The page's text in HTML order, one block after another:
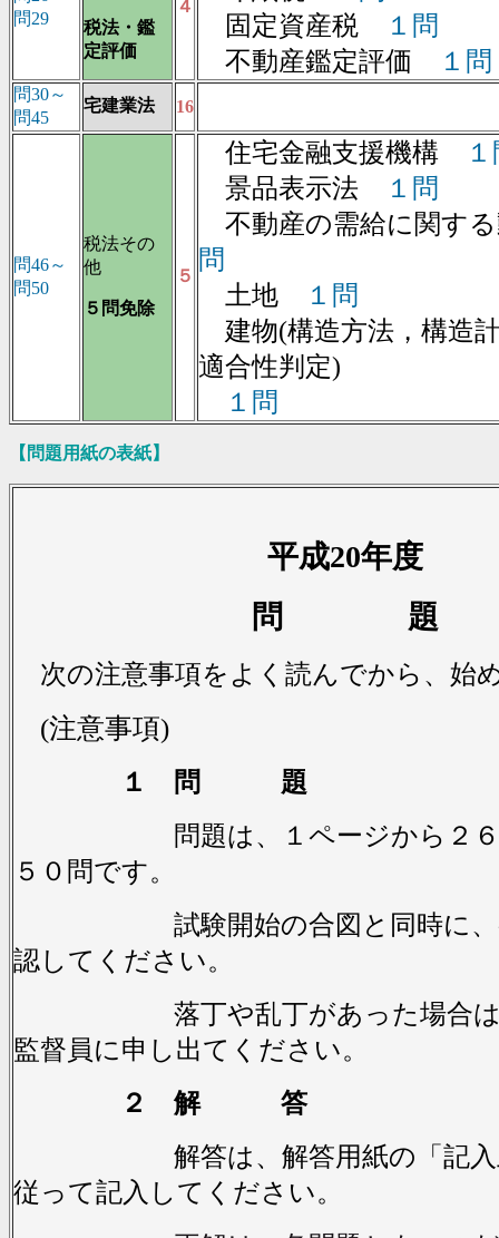
問29
税法・鑑
定評価
４
固定資産税
１問
不動産鑑定評価
１問
問30～
問45
宅建業法 16
問46～
問50
税法その
他
５問免除
５
住宅金融支援機構
景品表示法
１問
不動産の需給に関す
問
土地
１問
建物(構造方法，構造
適合性判定)
１問
【問題用紙の表紙】
平成20年度
問 題
次の注意事項をよく読んでから、始
(注意事項)
１ 問 題
問題は、１ページから２６ペ
５０問です。
試験開始の合図と同時に、ペ
認してください。
落丁や乱丁があった場合は、
監督員に申し出てください。
２ 解 答
解答は、解答用紙の「記入上
従って記入してください。